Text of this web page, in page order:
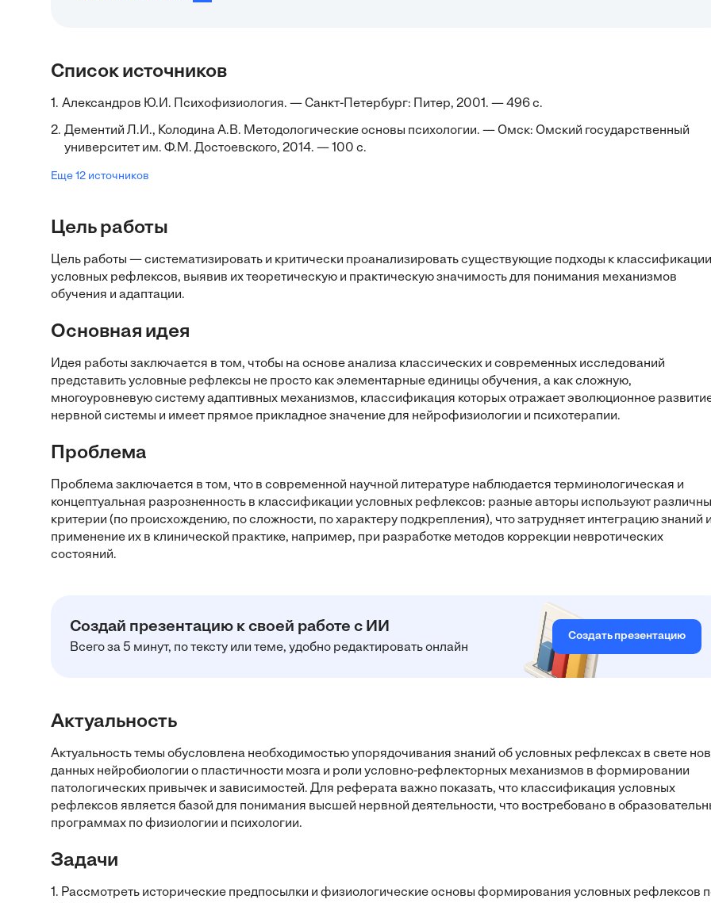
Список источников
1. Александров Ю.И. Психофизиология. — Санкт-Петербург: Питер, 2001. — 496 с.
2. Дементий Л.И., Колодина А.В. Методологические основы психологии. — Омск: Омский государственный
университет им. Ф.М. Достоевского, 2014. — 100 с.
Еще 12 источников
Цель работы
Цель работы — систематизировать и критически проанализировать существующие подходы к классификации
условных рефлексов, выявив их теоретическую и практическую значимость для понимания механизмов
обучения и адаптации.
Основная идея
Идея работы заключается в том, чтобы на основе анализа классических и современных исследований
представить условные рефлексы не просто как элементарные единицы обучения, а как сложную,
многоуровневую систему адаптивных механизмов, классификация которых отражает эволюционное
нервной системы и имеет прямое прикладное значение для нейрофизиологии и психотерапии.
Проблема
Проблема заключается в том, что в современной научной литературе наблюдается терминологическая и
концептуальная разрозненность в классификации условных рефлексов: разные авторы используют
критерии (по происхождению, по сложности, по характеру подкрепления), что затрудняет интеграцию знаний
применение их в клинической практике, например, при разработке методов коррекции невротических
состояний.
Создай презентацию к своей работе с ИИ
Всего за 5 минут, по тексту или теме, удобно редактировать онлайн
Создать презентацию
Актуальность
Актуальность темы обусловлена необходимостью упорядочивания знаний об условных рефлексах в свете
данных нейробиологии о пластичности мозга и роли условно-рефлекторных механизмов в формировании
патологических привычек и зависимостей. Для реферата важно показать, что классификация условных
рефлексов является базой для понимания высшей нервной деятельности, что востребовано в
программах по физиологии и психологии.
Задачи
1. Рассмотреть исторические предпосылки и физиологические основы формирования условных рефлексов